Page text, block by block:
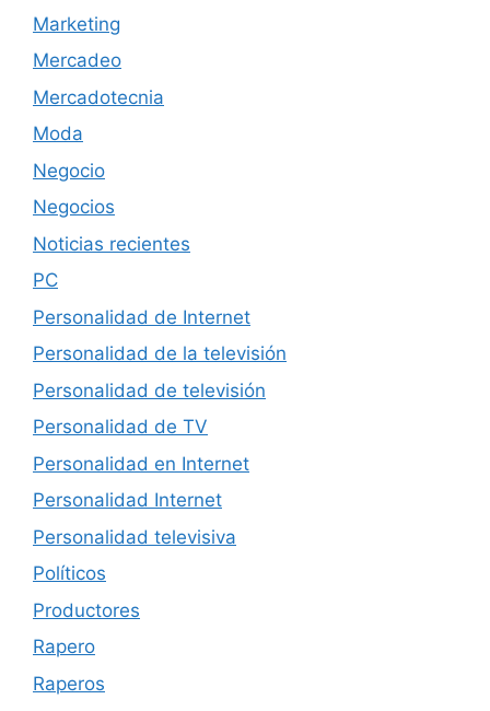
Marketing
Mercadeo
Mercadotecnia
Moda
Negocio
Negocios
Noticias recientes
PC
Personalidad de Internet
Personalidad de la televisión
Personalidad de televisión
Personalidad de TV
Personalidad en Internet
Personalidad Internet
Personalidad televisiva
Políticos
Productores
Rapero
Raperos